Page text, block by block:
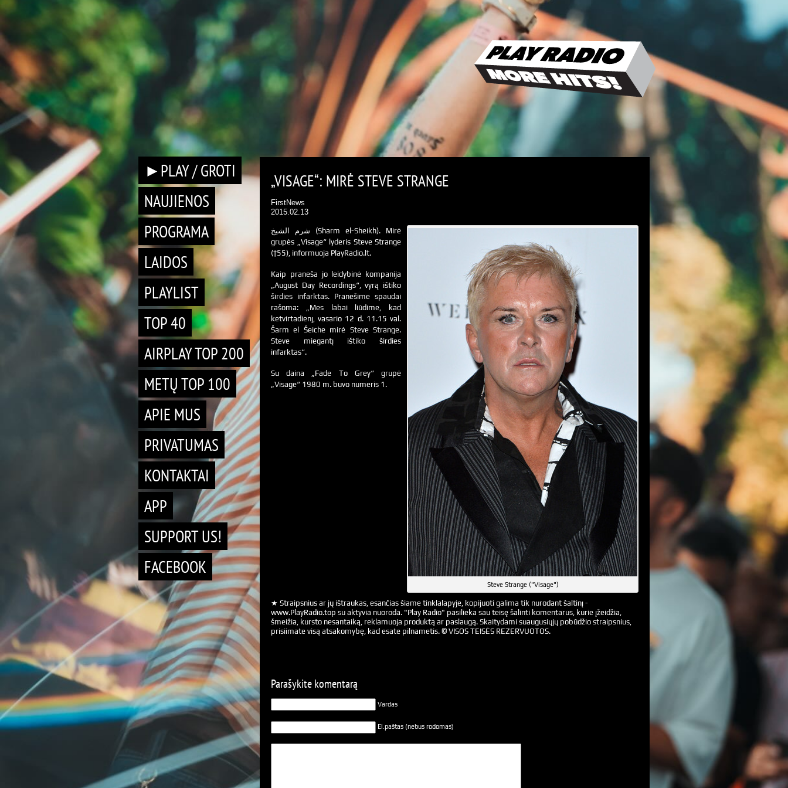
►PLAY / GROTI
NAUJIENOS
PROGRAMA
LAIDOS
PLAYLIST
TOP 40
AIRPLAY TOP 200
METŲ TOP 100
APIE MUS
PRIVATUMAS
KONTAKTAI
APP
SUPPORT US!
FACEBOOK
„VISAGE“: MIRĖ STEVE STRANGE
FirstNews
2015.02.13
Steve Strange ("Visage")
شرم الشيخ (Sharm el-Sheikh). Mirė
grupės „Visage“ lyderis Steve Strange
(†55), informuoja PlayRadio.lt.
Kaip praneša jo leidybinė kompanija
„August Day Recordings“, vyrą ištiko
širdies infarktas. Pranešime spaudai
rašoma: „Mes labai liūdime, kad
ketvirtadienį, vasario 12 d. 11.15 val.
Šarm el Šeiche mirė Steve Strange.
Steve miegantį ištiko širdies
infarktas“.
Su daina „Fade To Grey“ grupė
„Visage“ 1980 m. buvo numeris 1.
★ Straipsnius ar jų ištraukas, esančias šiame tinklalapyje, kopijuoti galima tik nurodant šaltinį -
www.PlayRadio.top su aktyvia nuoroda. "Play Radio" pasilieka sau teisę šalinti komentarus, kurie įžeidžia,
šmeižia, kursto nesantaiką, reklamuoja produktą ar paslaugą. Skaitydami suaugusiųjų pobūdžio straipsnius,
prisiimate visą atsakomybę, kad esate pilnametis. © VISOS TEISĖS REZERVUOTOS.
Parašykite komentarą
Vardas
El.paštas (nebus rodomas)